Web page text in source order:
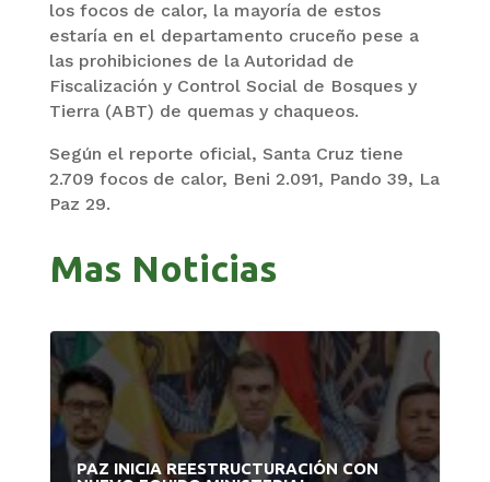
los focos de calor, la mayoría de estos
estaría en el departamento cruceño pese a
las prohibiciones de la Autoridad de
Fiscalización y Control Social de Bosques y
Tierra (ABT) de quemas y chaqueos.
Según el reporte oficial, Santa Cruz tiene
2.709 focos de calor, Beni 2.091, Pando 39, La
Paz 29.
Mas Noticias
PAZ INICIA REESTRUCTURACIÓN CON